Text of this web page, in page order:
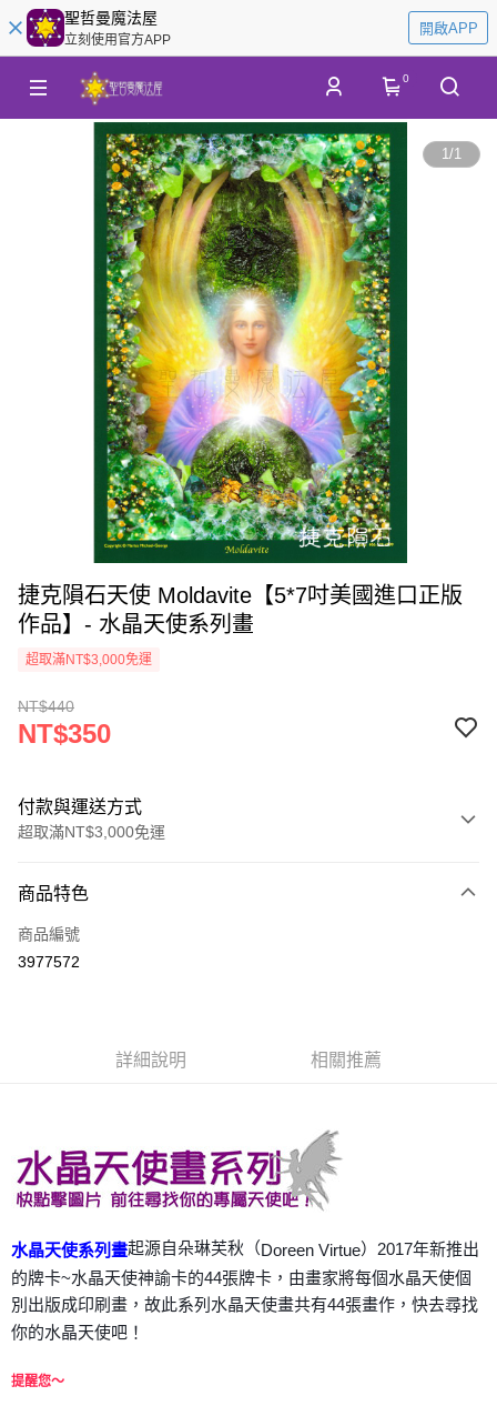
聖哲曼魔法屋
立刻使用官方APP
開啟APP
0
1/1
捷克隕石天使 Moldavite【5*7吋美國進口正版
作品】- 水晶天使系列畫
超取滿NT$3,000免運
NT$440
NT$350
付款與運送方式
超取滿NT$3,000免運
信用卡一次付款
超商取貨付款
ATM付款
運送方式
全家取貨付款
每筆NT$80，滿NT$3,000(含以上)免運費
7-11取貨付款
每筆NT$80，滿NT$3,000(含以上)免運費
賣家宅配幫您送（台灣）
商品特色
商品編號
3977572
詳細說明 相關推薦
水晶天使系列畫起源自朵琳芙秋（Doreen Virtue）2017年新推出
的牌卡~水晶天使神諭卡的44張牌卡，由畫家將每個水晶天使個
別出版成印刷畫，故此系列水晶天使畫共有44張畫作，快去尋找
你的水晶天使吧！
提醒您～